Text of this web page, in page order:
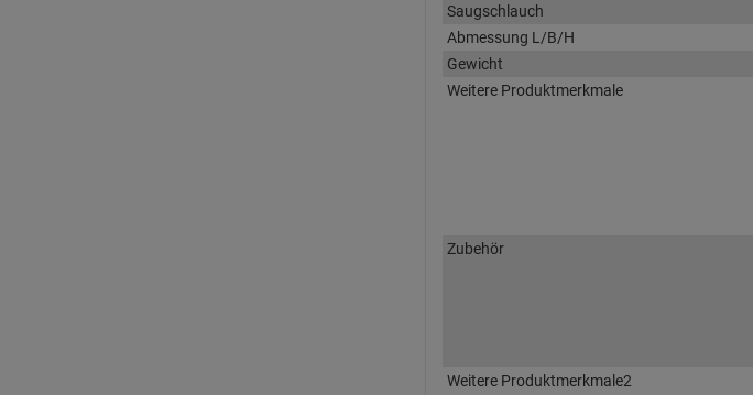
Saugschlauch
Abmessung L/B/H
Gewicht
Weitere Produktmerkmale
Zubehör
Weitere Produktmerkmale2